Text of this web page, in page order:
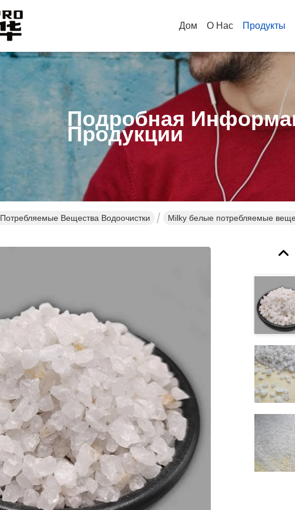
Дом О Нас Продукты
Подробная
Продукции
Потребляемые Вещества Водоочистки Milky белые потребляемые